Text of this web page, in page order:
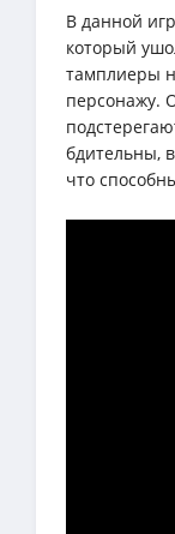
В данной
который
тамплиеры
персонажу.
бдительны,
что